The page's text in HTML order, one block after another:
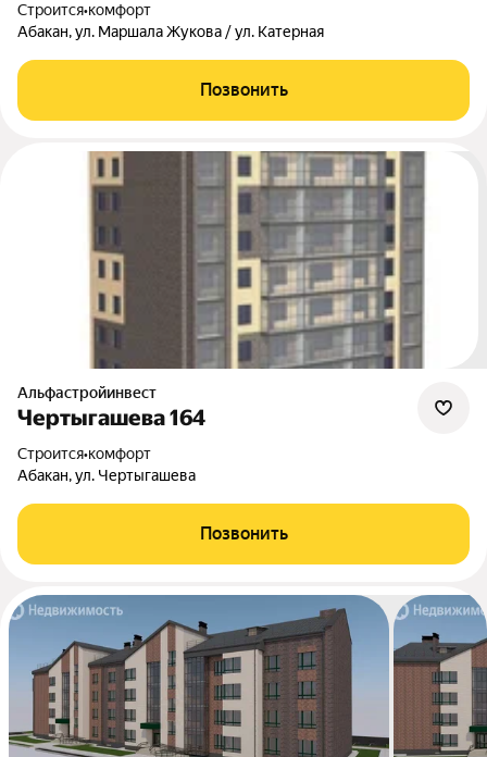
Строится•комфорт
Абакан, ул. Маршала Жукова / ул. Катерная
Позвонить
Альфастройинвест
Чертыгашева 164
Строится•комфорт
Абакан, ул. Чертыгашева
Позвонить